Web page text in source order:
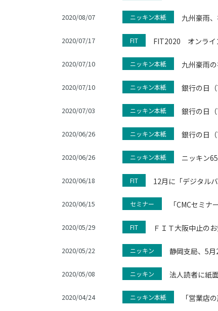
2020/08/07 ニッキン本紙 九州豪雨
2020/07/17 FIT FIT2020 オンライ
2020/07/10 ニッキン本紙 九州豪雨
2020/07/10 ニッキン本紙 銀行の日
2020/07/03 ニッキン本紙 銀行の日
2020/06/26 ニッキン本紙 銀行の日
2020/06/26 ニッキン本紙 ニッキン
2020/06/18 FIT 12月に「デジタル
2020/06/15 セミナー 「CMCセミ
2020/05/29 FIT ＦＩＴ大阪中止の
2020/05/22 ニッキン 静岡支局、5
2020/05/08 ニッキン 法人読者に紙
2020/04/24 ニッキン本紙 「営業店